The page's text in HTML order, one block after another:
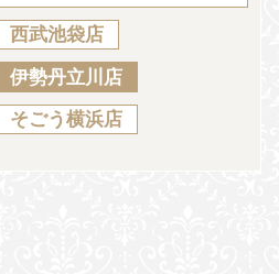
EN CH KO
西武池袋店
伊勢丹立川店
そごう横浜店